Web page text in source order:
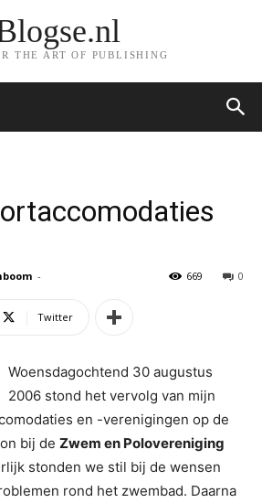
THE ART OF PUBLISHING
- 0
669
Twitter
Woensdagochtend 30 augustus
2006 stond het vervolg van mijn
en -verenigingen op de
bij de Zwem en Polovereniging
stonden we stil bij de wensen
rond het zwembad. Daarna